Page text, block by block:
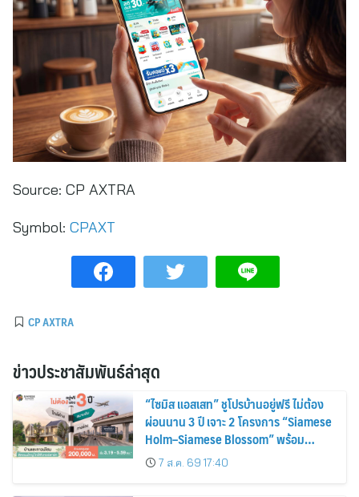
Source: CP AXTRA
Symbol: CPAXT
CP AXTRA
ข่าวประชาสัมพันธ์ล่าสุด
“ไซมิส แอสเสท” ชูโปรบ้านอยู่ฟรี ไม่ต้อง
ผ่อนนาน 3 ปี เจาะ 2 โครงการ “Siamese
Holm–Siamese Blossom” พร้อม
ส่วนลดและสิทธิพิเศษถึง 31 สิงหาคม
2569
7 ส.ค. 69 17:40